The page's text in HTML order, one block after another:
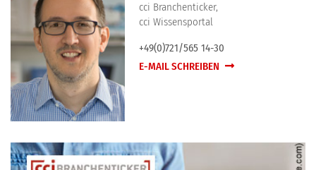
cci Branchenticker,
cci Wissensportal
+49(0)721/565 14-30
E-MAIL SCHREIBEN